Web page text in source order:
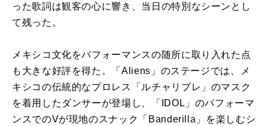
った歌詞は観客の心に響き、当日の特別なシーンとし
て残った。
メキシコ文化をパフォーマンスの随所に取り入れた点
も大きな好評を得た。「Aliens」のステージでは、メ
キシコの伝統的なプロレス「ルチャリブレ」のマスク
を着用したダンサーが登場し、「IDOL」のパフォーマ
ンスでのVが現地のスナック「Banderilla」を楽しむシ